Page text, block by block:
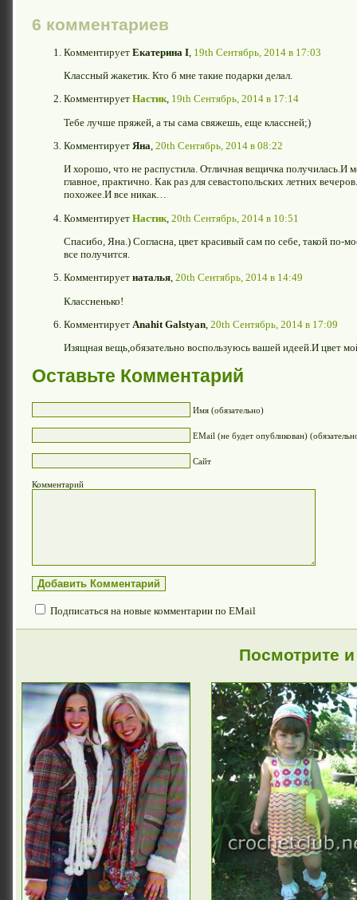
6 комментариев
Комментирует Екатерина I 19th Сентябрь, 2014 в 17:03
Классный жакетик. Кто б мне такие подарки делал.
Комментирует Настик, 19th Сентябрь, 2014 в 17:14
Тебе лучше пряжей, а ты сама свяжешь, еще классней;)
Комментирует Яна 20th Сентябрь, 2014 в 08:22
И хорошо, что не распустила. Отличная вещичка получилась.И
главное, практично. Как раз для севастопольских летних
похожее.И все никак…
Комментирует Настик 20th Сентябрь, 2014 в 10:51
Спасибо, Яна.) Согласна, цвет красивый сам по себе, такой по-
все получится.
Комментирует наталья, 20th Сентябрь, 2014 в 14:49
Классненько!
Комментирует Anahit Galstyan 20th Сентябрь, 2014 в 17:09
Изящная вещь,обязательно воспользуюсь вашей идеей.И цвет
Оставьте Комментарий
Имя (обязательно)
EMail (не будет опубликован)
Сайт
Комментарий
Подписаться на новые комментарии по EMail
Посмотрите